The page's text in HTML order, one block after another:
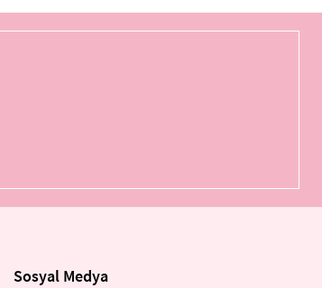
Sosyal Medya